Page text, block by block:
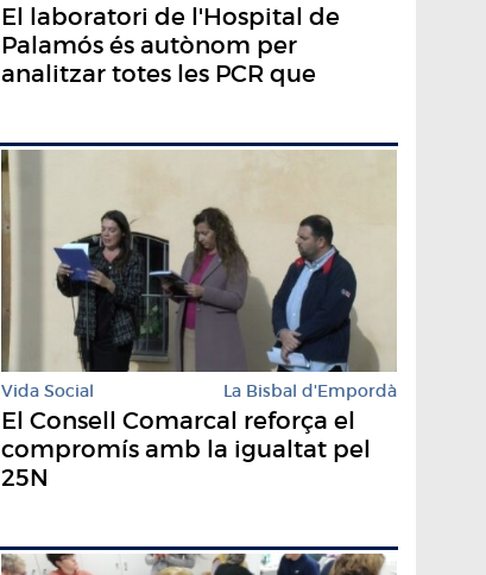
El laboratori de l'Hospital de
Palamós és autònom per
analitzar totes les PCR que
Vida Social La Bisbal d'Empordà
El Consell Comarcal reforça el
compromís amb la igualtat pel
25N